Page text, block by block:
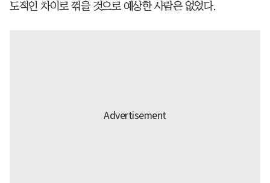
도적인 차이로 꺾을 것으로 예상한 사람은 없었다.